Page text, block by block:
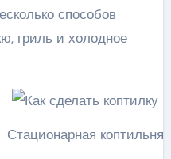
способов
гриль и холодное
Стационарная коптильня